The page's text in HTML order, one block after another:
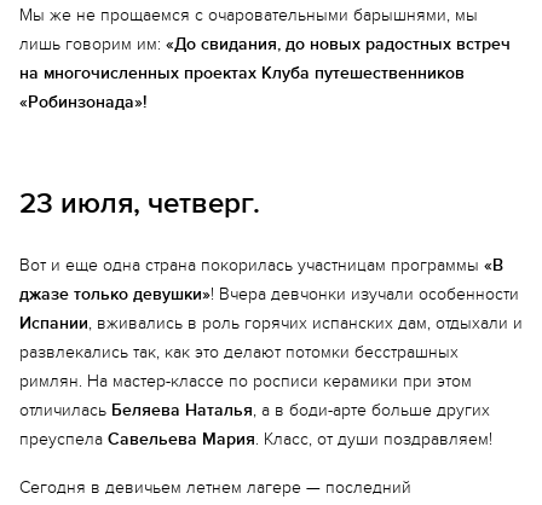
Мы же не прощаемся с очаровательными барышнями, мы
лишь говорим им: «До свидания, до новых радостных встреч
на многочисленных проектах Клуба путешественников
«Робинзонада»!
23 июля, четверг.
Вот и еще одна страна покорилась участницам программы «В
джазе только девушки»! Вчера девчонки изучали особенности
Испании, вживались в роль горячих испанских дам, отдыхали и
развлекались так, как это делают потомки бесстрашных
римлян. На мастер-классе по росписи керамики при этом
отличилась Беляева Наталья, а в боди-арте больше других
преуспела Савельева Мария. Класс, от души поздравляем!
Сегодня в девичьем летнем лагере — последний